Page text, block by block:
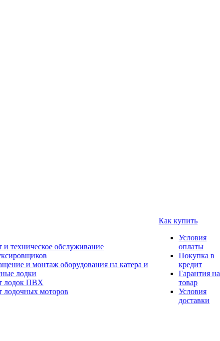
и техническое обслуживание
и монтаж оборудования на катера и
лодки
лодок ПВХ
лодочных моторов
Как купить
Условия
оплаты
Покупка в
кредит
Гарантия на
товар
Условия
доставки